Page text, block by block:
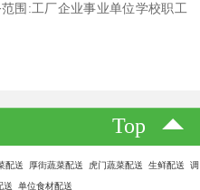
围:工厂企业事业单位学校职工
Top
配送 厚街蔬菜配送 虎门蔬菜配送 生鲜配送 调
送 单位食材配送